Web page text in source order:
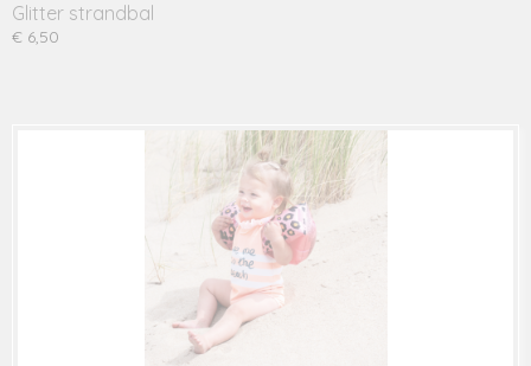
Glitter strandbal
€ 6,50